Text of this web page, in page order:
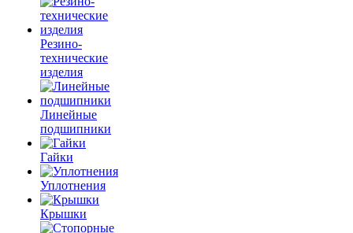
Резино-
технические
изделия
Линейные
подшипники
Гайки
Уплотнения
Крышки